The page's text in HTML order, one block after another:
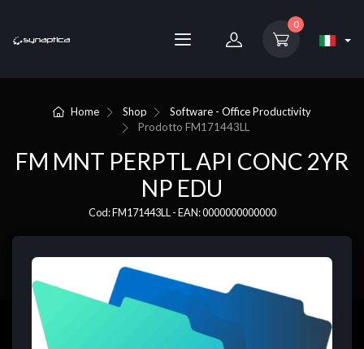
0
Home Shop
Software - Office Productivity
Prodotto FM171443LL
FM MNT PERPTL API CONC 2YR
NP EDU
Cod: FM171443LL - EAN: 0000000000000